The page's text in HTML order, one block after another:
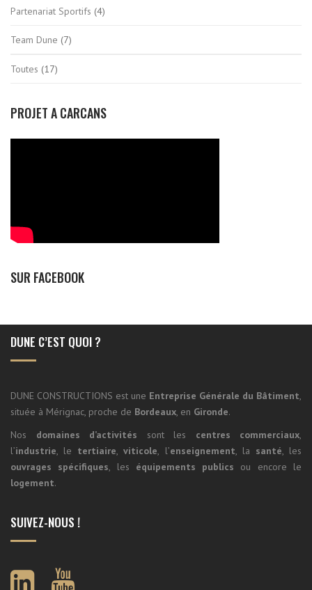
Partenariat Sportifs (4)
Team Dune (7)
Toutes (17)
PROJET A CARCANS
SUR FACEBOOK
DUNE C’EST QUOI ?
DUNE CONSTRUCTIONS est une Entreprise Générale du Bâtiment,
située à Mérignac, proche de Bordeaux, en Gironde.
Nos domaines d’activités sont les centres commerciaux,
l’industrie, le tertiaire,viticole, l’enseignement, la santé, les
ouvrages spécifiques, les équipements publics ou encore le
logement.
SUIVEZ-NOUS !
DUNE